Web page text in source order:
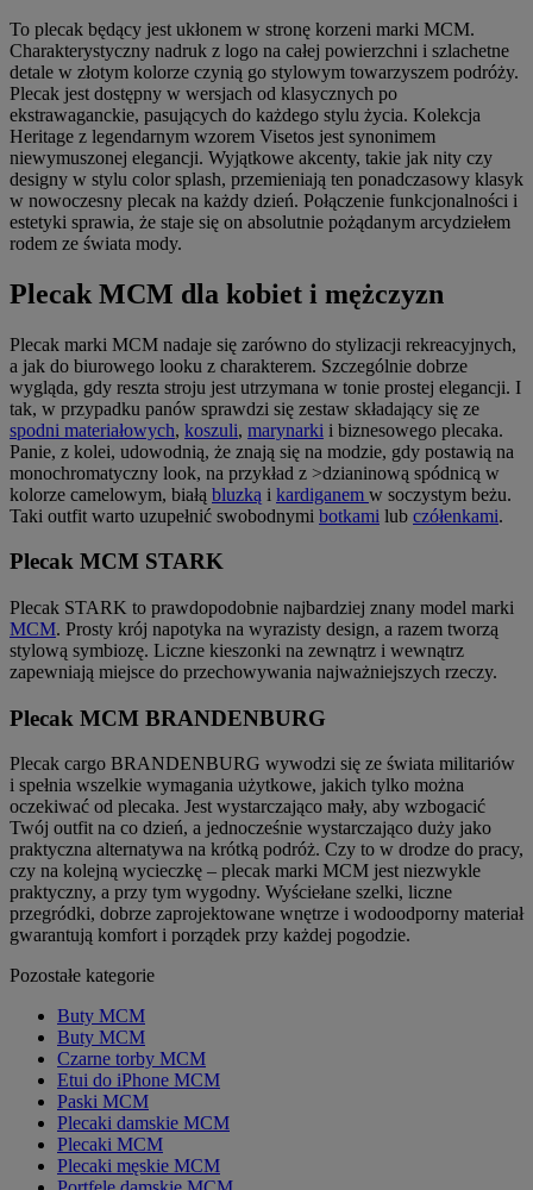
To plecak będący jest ukłonem w stronę korzeni marki MCM.
Charakterystyczny nadruk z logo na całej powierzchni i szlachetne
detale w złotym kolorze czynią go stylowym towarzyszem podróży.
Plecak jest dostępny w wersjach od klasycznych po
ekstrawaganckie, pasujących do każdego stylu życia. Kolekcja
Heritage z legendarnym wzorem Visetos jest synonimem
niewymuszonej elegancji. Wyjątkowe akcenty, takie jak nity czy
designy w stylu color splash, przemieniają ten ponadczasowy klasyk
w nowoczesny plecak na każdy dzień. Połączenie funkcjonalności i
estetyki sprawia, że staje się on absolutnie pożądanym arcydziełem
rodem ze świata mody.
Plecak MCM dla kobiet i mężczyzn
Plecak marki MCM nadaje się zarówno do stylizacji rekreacyjnych,
a jak do biurowego looku z charakterem. Szczególnie dobrze
wygląda, gdy reszta stroju jest utrzymana w tonie prostej elegancji. I
tak, w przypadku panów sprawdzi się zestaw składający się ze
spodni materiałowych, koszuli, marynarki i biznesowego plecaka.
Panie, z kolei, udowodnią, że znają się na modzie, gdy postawią na
monochromatyczny look, na przykład z >dzianinową spódnicą w
kolorze camelowym, białą bluzką i kardiganem w soczystym beżu.
Taki outfit warto uzupełnić swobodnymi botkami lub czółenkami.
Plecak MCM STARK
Plecak STARK to prawdopodobnie najbardziej znany model marki
MCM. Prosty krój napotyka na wyrazisty design, a razem tworzą
stylową symbiozę. Liczne kieszonki na zewnątrz i wewnątrz
zapewniają miejsce do przechowywania najważniejszych rzeczy.
Plecak MCM BRANDENBURG
Plecak cargo BRANDENBURG wywodzi się ze świata militariów
i spełnia wszelkie wymagania użytkowe, jakich tylko można
oczekiwać od plecaka. Jest wystarczająco mały, aby wzbogacić
Twój outfit na co dzień, a jednocześnie wystarczająco duży jako
praktyczna alternatywa na krótką podróż. Czy to w drodze do pracy,
czy na kolejną wycieczkę – plecak marki MCM jest niezwykle
praktyczny, a przy tym wygodny. Wyściełane szelki, liczne
przegródki, dobrze zaprojektowane wnętrze i wodoodporny materiał
gwarantują komfort i porządek przy każdej pogodzie.
Pozostałe kategorie
Buty MCM
Buty MCM
Czarne torby MCM
Etui do iPhone MCM
Paski MCM
Plecaki damskie MCM
Plecaki MCM
Plecaki męskie MCM